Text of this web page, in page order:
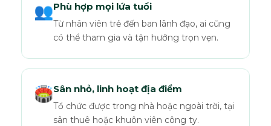
👥Phù hợp mọi lứa tuổi
Từ nhân viên trẻ đến ban lãnh đạo, ai cũng
có thể tham gia và tận hưởng trọn vẹn.
🏟️Sân nhỏ, linh hoạt địa điểm
Tổ chức được trong nhà hoặc ngoài trời, tại
sân thuê hoặc khuôn viên công ty.